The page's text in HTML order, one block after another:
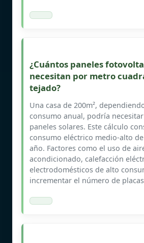
¿Cuántos paneles
necesitan por metro
tejado?
Una casa de 200m²,
consumo anual, podría
paneles solares. Este cálculo
consumo eléctrico medio-alto
año. Factores como el uso de
acondicionado, calefacción
electrodomésticos de alto
incrementar el número de